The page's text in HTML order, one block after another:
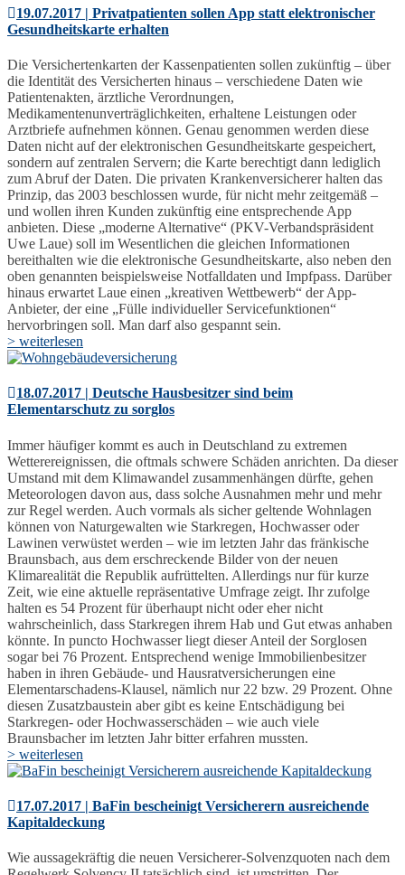
19.07.2017 | Privatpatienten sollen App statt elektronischer
Gesundheitskarte erhalten
Die Versichertenkarten der Kassenpatienten sollen zukünftig – über
die Identität des Versicherten hinaus – verschiedene Daten wie
Patientenakten, ärztliche Verordnungen,
Medikamentenunverträglichkeiten, erhaltene Leistungen oder
Arztbriefe aufnehmen können. Genau genommen werden diese
Daten nicht auf der elektronischen Gesundheitskarte gespeichert,
sondern auf zentralen Servern; die Karte berechtigt dann lediglich
zum Abruf der Daten. Die privaten Krankenversicherer halten das
Prinzip, das 2003 beschlossen wurde, für nicht mehr zeitgemäß –
und wollen ihren Kunden zukünftig eine entsprechende App
anbieten. Diese „moderne Alternative“ (PKV-Verbandspräsident
Uwe Laue) soll im Wesentlichen die gleichen Informationen
bereithalten wie die elektronische Gesundheitskarte, also neben den
oben genannten beispielsweise Notfalldaten und Impfpass. Darüber
hinaus erwartet Laue einen „kreativen Wettbewerb“ der App-
Anbieter, der eine „Fülle individueller Servicefunktionen“
hervorbringen soll. Man darf also gespannt sein.
> weiterlesen
18.07.2017 | Deutsche Hausbesitzer sind beim
Elementarschutz zu sorglos
Immer häufiger kommt es auch in Deutschland zu extremen
Wetterereignissen, die oftmals schwere Schäden anrichten. Da dieser
Umstand mit dem Klimawandel zusammenhängen dürfte, gehen
Meteorologen davon aus, dass solche Ausnahmen mehr und mehr
zur Regel werden. Auch vormals als sicher geltende Wohnlagen
können von Naturgewalten wie Starkregen, Hochwasser oder
Lawinen verwüstet werden – wie im letzten Jahr das fränkische
Braunsbach, aus dem erschreckende Bilder von der neuen
Klimarealität die Republik aufrüttelten. Allerdings nur für kurze
Zeit, wie eine aktuelle repräsentative Umfrage zeigt. Ihr zufolge
halten es 54 Prozent für überhaupt nicht oder eher nicht
wahrscheinlich, dass Starkregen ihrem Hab und Gut etwas anhaben
könnte. In puncto Hochwasser liegt dieser Anteil der Sorglosen
sogar bei 76 Prozent. Entsprechend wenige Immobilienbesitzer
haben in ihren Gebäude- und Hausratversicherungen eine
Elementarschadens-Klausel, nämlich nur 22 bzw. 29 Prozent. Ohne
diesen Zusatzbaustein aber gibt es keine Entschädigung bei
Starkregen- oder Hochwasserschäden – wie auch viele
Braunsbacher im letzten Jahr bitter erfahren mussten.
> weiterlesen
17.07.2017 | BaFin bescheinigt Versicherern ausreichende
Kapitaldeckung
Wie aussagekräftig die neuen Versicherer-Solvenzquoten nach dem